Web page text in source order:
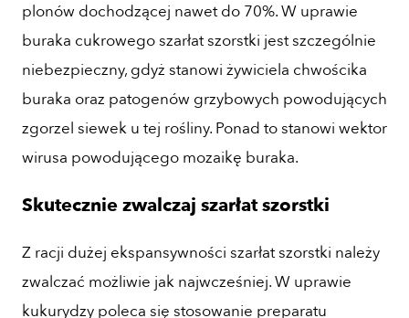
plonów dochodzącej nawet do 70%. W uprawie
buraka cukrowego szarłat szorstki jest szczególnie
niebezpieczny, gdyż stanowi żywiciela chwościka
buraka oraz patogenów grzybowych powodujących
zgorzel siewek u tej rośliny. Ponad to stanowi wektor
wirusa powodującego mozaikę buraka.
Skutecznie zwalczaj szarłat szorstki
Z racji dużej ekspansywności szarłat szorstki należy
zwalczać możliwie jak najwcześniej. W uprawie
kukurydzy poleca się stosowanie preparatu